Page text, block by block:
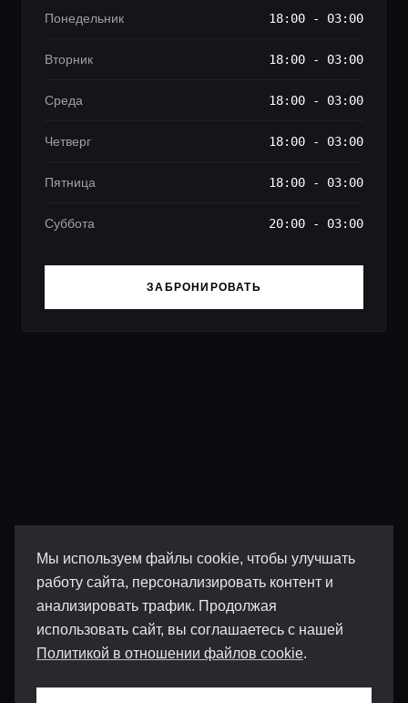
Мы используем файлы cookie, чтобы улучшать
работу сайта, персонализировать контент и
анализировать трафик. Продолжая
использовать сайт, вы соглашаетесь с нашей
Политикой в отношении файлов cookie.
Понедельник 18:00 - 03:00
Вторник 18:00 - 03:00
Среда 18:00 - 03:00
Четверг 18:00 - 03:00
Пятница 18:00 - 03:00
Суббота 20:00 - 03:00
ЗАБРОНИРОВАТЬ